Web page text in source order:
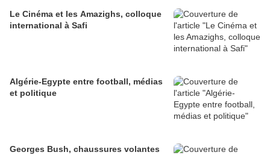
Le Cinéma et les Amazighs, colloque
international à Safi
Algérie-Egypte entre football, médias
et politique
Georges Bush, chaussures volantes